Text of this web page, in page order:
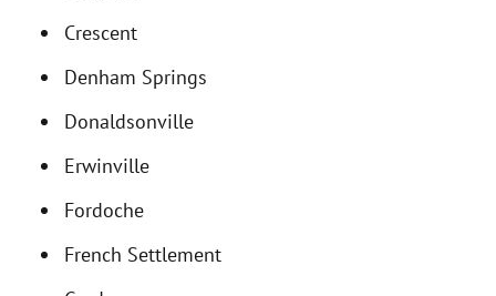
Crescent
Denham Springs
Donaldsonville
Erwinville
Fordoche
French Settlement